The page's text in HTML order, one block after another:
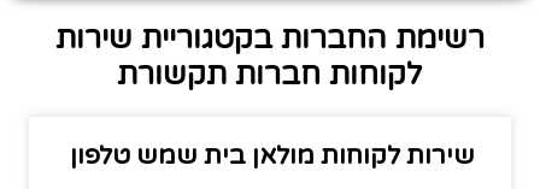
רשימת החברות בקטגוריית שירות
לקוחות חברות תקשורת
שירות לקוחות מולאן בית שמש טלפון